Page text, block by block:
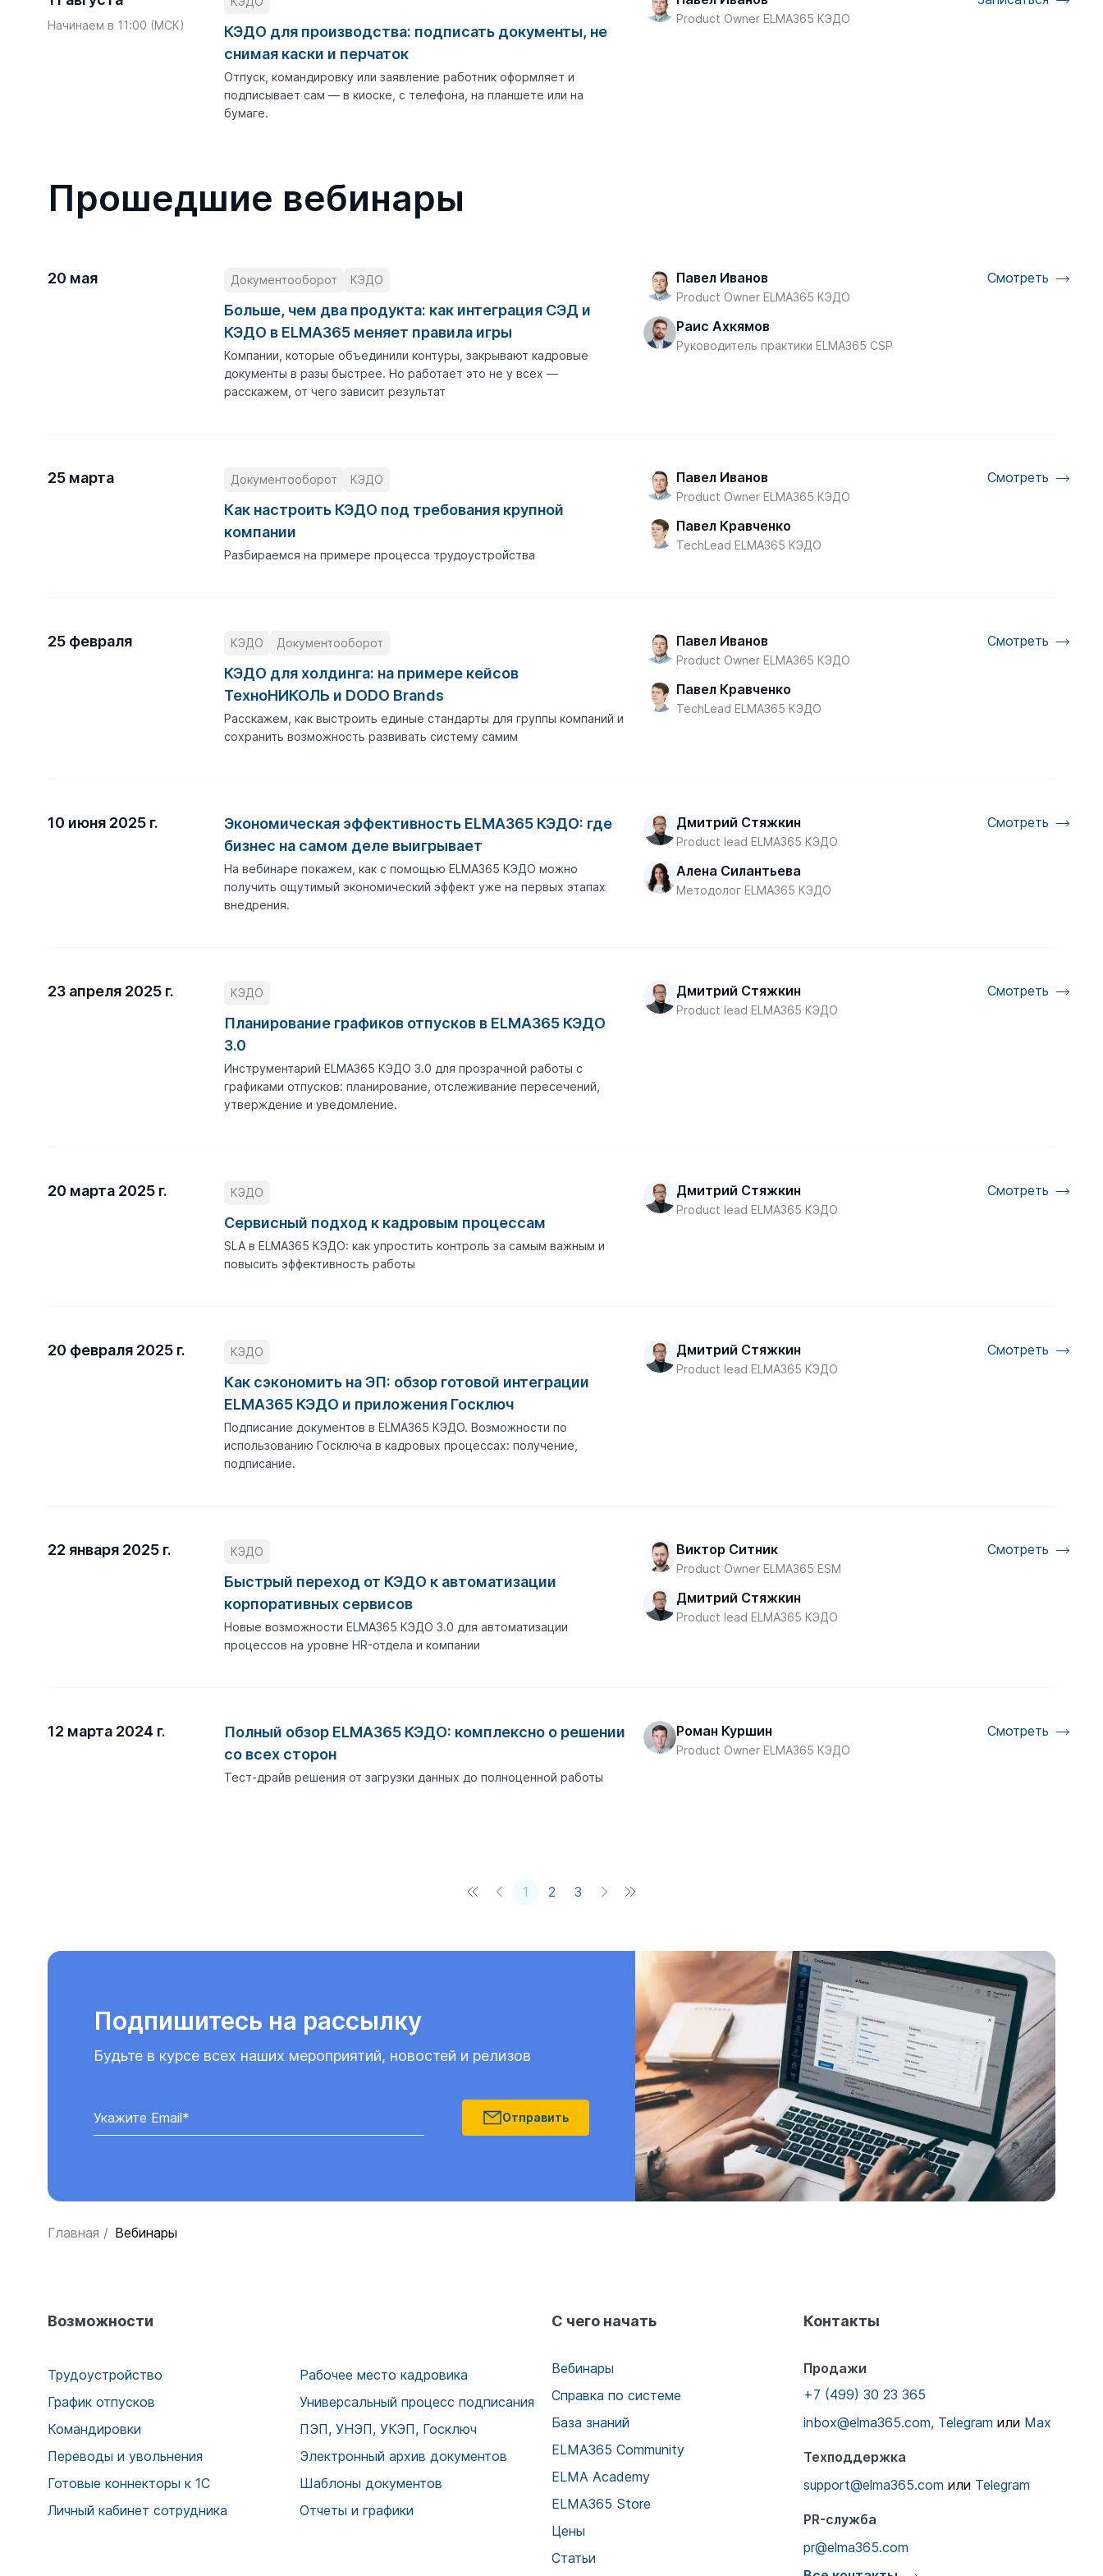
Начинаем в 11:00 (МСК)
КЭДО для производства: подписать документы, не
снимая каски и перчаток
Отпуск, командировку или заявление работник оформляет и
подписывает сам — в киоске, с телефона, на планшете или на
бумаге.
Product Owner ELMA365 КЭДО
Прошедшие вебинары
20 мая Документооборот КЭДО
Больше, чем два продукта: как интеграция СЭД и
КЭДО в ELMA365 меняет правила игры
Компании, которые объединили контуры, закрывают кадровые
документы в разы быстрее. Но работает это не у всех —
расскажем, от чего зависит результат
Павел Иванов
Product Owner ELMA365 КЭДО
Раис Ахкямов
Руководитель практики ELMA365 CSP
Смотреть
25 марта Документооборот КЭДО
Как настроить КЭДО под требования крупной
компании
Разбираемся на примере процесса трудоустройства
Павел Иванов
Product Owner ELMA365 КЭДО
Павел Кравченко
TechLead ELMA365 КЭДО
Смотреть
25 февраля КЭДО Документооборот
КЭДО для холдинга: на примере кейсов
ТехноНИКОЛЬ и DODO Brands
Расскажем, как выстроить единые стандарты для группы компаний и
сохранить возможность развивать систему самим
Павел Иванов
Product Owner ELMA365 КЭДО
Павел Кравченко
TechLead ELMA365 КЭДО
Смотреть
10 июня 2025 г.
Экономическая эффективность ELMA365 КЭДО: где
бизнес на самом деле выигрывает
На вебинаре покажем, как с помощью ELMA365 КЭДО можно
получить ощутимый экономический эффект уже на первых этапах
внедрения.
Дмитрий Стяжкин
Product lead ELMA365 КЭДО
Алена Силантьева
Методолог ELMA365 КЭДО
Смотреть
23 апреля 2025 г. КЭДО
Планирование графиков отпусков в ELMA365 КЭДО
3.0
Инструментарий ELMA365 КЭДО 3.0 для прозрачной работы с
графиками отпусков: планирование, отслеживание пересечений,
утверждение и уведомление.
Дмитрий Стяжкин
Product lead ELMA365 КЭДО
Смотреть
20 марта 2025 г. КЭДО
Сервисный подход к кадровым процессам
SLA в ELMA365 КЭДО: как упростить контроль за самым важным и
повысить эффективность работы
Дмитрий Стяжкин
Product lead ELMA365 КЭДО
Смотреть
20 февраля 2025 г. КЭДО
Как сэкономить на ЭП: обзор готовой интеграции
ELMA365 КЭДО и приложения Госключ
Подписание документов в ELMA365 КЭДО. Возможности по
использованию Госключа в кадровых процессах: получение,
подписание.
Дмитрий Стяжкин
Product lead ELMA365 КЭДО
Смотреть
22 января 2025 г. КЭДО
Быстрый переход от КЭДО к автоматизации
корпоративных сервисов
Новые возможности ELMA365 КЭДО 3.0 для автоматизации
процессов на уровне HR-отдела и компании
Виктор Ситник
Product Owner ELMA365 ESM
Дмитрий Стяжкин
Product lead ELMA365 КЭДО
Смотреть
12 марта 2024 г.
Полный обзор ELMA365 КЭДО: комплексно о решении
со всех сторон
Тест-драйв решения от загрузки данных до полноценной работы
Роман Куршин
Product Owner ELMA365 КЭДО
Смотреть
1 2 3
Подпишитесь на рассылку
Будьте в курсе всех наших мероприятий, новостей и релизов
Отправить
Главная / Вебинары
Возможности
Трудоустройство
График отпусков
Командировки
Переводы и увольнения
Готовые коннекторы к 1С
Личный кабинет сотрудника
Рабочее место кадровика
Универсальный процесс подписания
ПЭП, УНЭП, УКЭП, Госключ
Электронный архив документов
Шаблоны документов
Отчеты и графики
С чего начать
Вебинары
Справка по системе
База знаний
ELMA365 Community
ELMA Academy
ELMA365 Store
Цены
Статьи
Контакты
Продажи
+7 (499) 30 23 365
inbox@elma365.com, Telegram или Max
Техподдержка
support@elma365.com или Telegram
PR-служба
pr@elma365.com